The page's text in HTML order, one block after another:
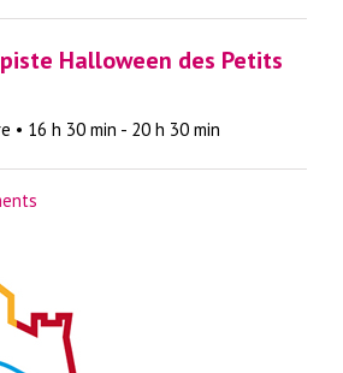
Halloween des Petits
• 16 h 30 min - 20 h 30 min